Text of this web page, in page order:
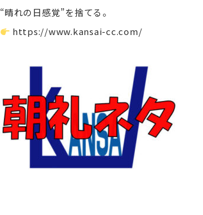
“晴れの日感覚”を捨てる。
https://www.kansai-cc.com/